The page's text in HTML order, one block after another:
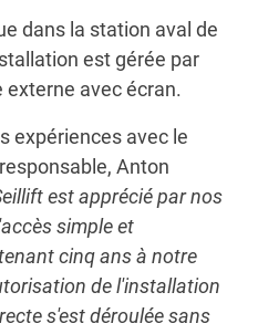
dans la station aval de
est gérée par
avec écran.
expériences avec le
Anton
est apprécié par nos
simple et
cinq ans à notre
de l'installation
s'est déroulée sans